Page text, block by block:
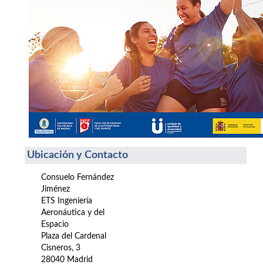
Ubicación y Contacto
Consuelo Fernández
Jiménez
ETS Ingeniería
Aeronáutica y del
Espacio
Plaza del Cardenal
Cisneros, 3
28040 Madrid